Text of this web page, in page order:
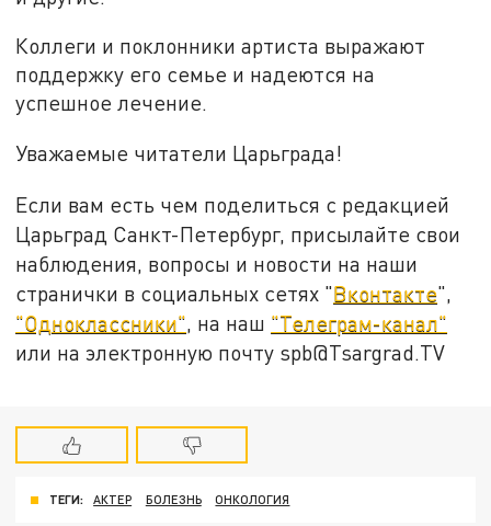
Коллеги и поклонники артиста выражают
поддержку его семье и надеются на
успешное лечение.
Уважаемые читатели Царьграда!
Если вам есть чем поделиться с редакцией
Царьград Санкт-Петербург, присылайте свои
наблюдения, вопросы и новости на наши
странички в социальных сетях "Вконтакте",
"Одноклассники", на наш "Телеграм-канал"
или на электронную почту spb@Tsargrad.TV
ТЕГИ: АКТЕР БОЛЕЗНЬ ОНКОЛОГИЯ